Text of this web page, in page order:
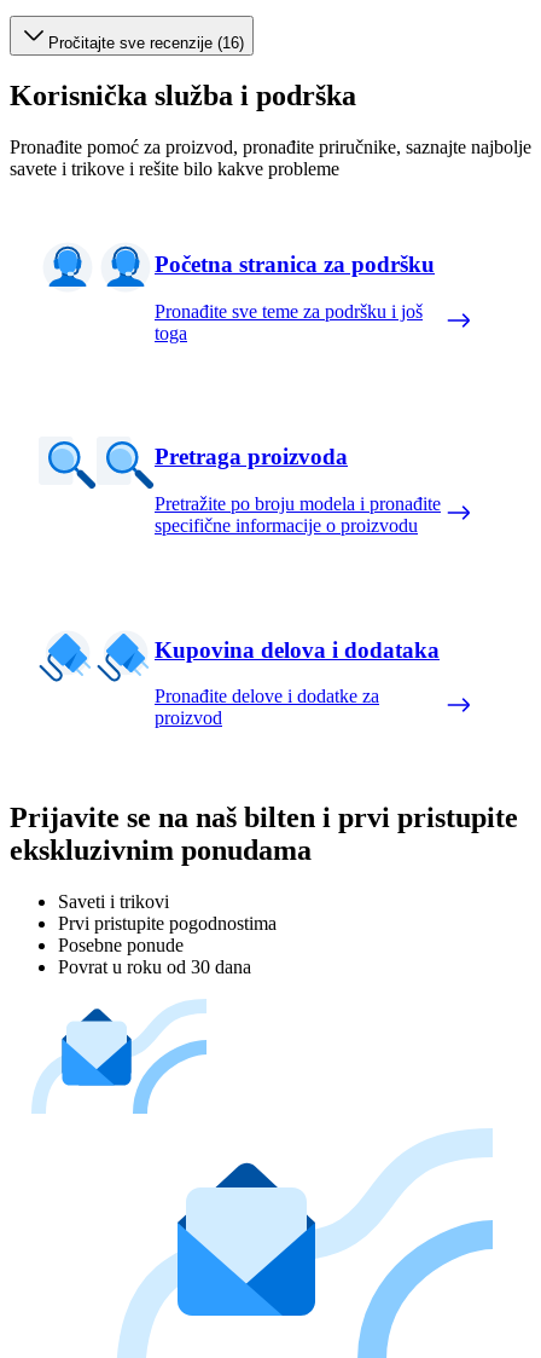
Pročitajte sve recenzije (16)
Korisnička služba i podrška
Pronađite pomoć za proizvod, pronađite priručnike, saznajte najbolje
savete i trikove i rešite bilo kakve probleme
Početna stranica za podršku
Pronađite sve teme za podršku i još
toga
Pretraga proizvoda
Pretražite po broju modela i pronađite
specifične informacije o proizvodu
Kupovina delova i dodataka
Pronađite delove i dodatke za
proizvod
Prijavite se na naš bilten i prvi pristupite
ekskluzivnim ponudama
Saveti i trikovi
Prvi pristupite pogodnostima
Posebne ponude
Povrat u roku od 30 dana